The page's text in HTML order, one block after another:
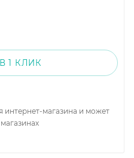
1 КЛИК
интернет-магазина и может